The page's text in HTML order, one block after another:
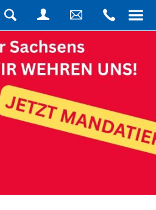
Navigation
überspringen
Login
Sie
uns
eine
Nachricht
uns
an